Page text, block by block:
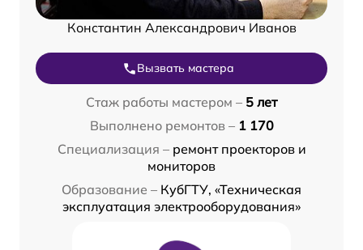
Константин Александрович Иванов
Вызвать мастера
Стаж работы мастером – 5 лет
Выполнено ремонтов – 1 170
Специализация – ремонт проекторов и
мониторов
Образование – КубГТУ, «Техническая
эксплуатация электрооборудования»